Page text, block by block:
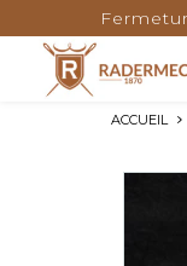
ACCUEIL